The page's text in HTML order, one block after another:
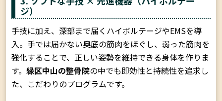
ジ）
手技に加え、深部まで届くハイボルテージやEMSを導
入。手では届かない奥底の筋肉をほぐし、弱った筋肉を
強化することで、正しい姿勢を維持できる身体を作りま
す。 緑区中山の整骨院の中でも即効性と持続性を追求し
た、こだわりのプログラムです。